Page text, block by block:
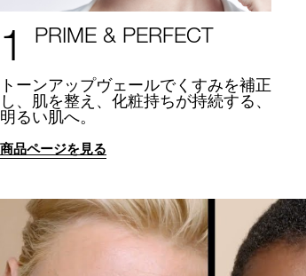
1 PRIME & PERFECT
トーンアップヴェールでくすみを補正
し、肌を整え、化粧持ちが持続する、
明るい肌へ。
商品ページを見る